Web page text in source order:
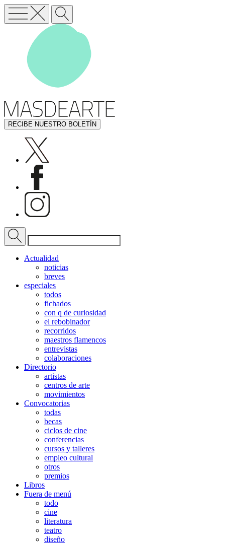
RECIBE NUESTRO BOLETÍN
Actualidad
noticias
breves
especiales
todos
fichados
con q de curiosidad
el rebobinador
recorridos
maestros flamencos
entrevistas
colaboraciones
Directorio
artistas
centros de arte
movimientos
Convocatorias
todas
becas
ciclos de cine
conferencias
cursos y talleres
empleo cultural
otros
premios
Libros
Fuera de menú
todo
cine
literatura
teatro
diseño